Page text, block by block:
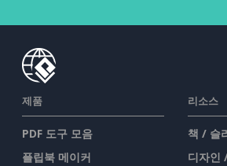
제품
PDF 도구 모음
플립북 메이커
리소스
책 / 슬
디자인